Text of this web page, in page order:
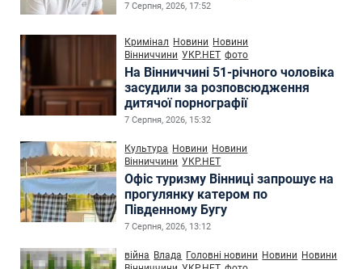
7 Серпня, 2026, 17:52
Кримінал Новини Новини
Вінниччини УКР.НЕТ фото
На Вінниччині 51-річного чоловіка
засудили за розповсюдження
дитячої порнографії
7 Серпня, 2026, 15:32
Культура Новини Новини
Вінниччини УКР.НЕТ
Офіс туризму Вінниці запрошує на
прогулянку катером по
Південному Бугу
7 Серпня, 2026, 13:12
війна Влада Головні новини Новини Новини